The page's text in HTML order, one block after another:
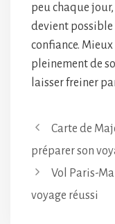
peu chaque
devient possible
confiance.
pleinement de
laisser freiner
Carte de
préparer son
Vol Paris-
voyage réussi